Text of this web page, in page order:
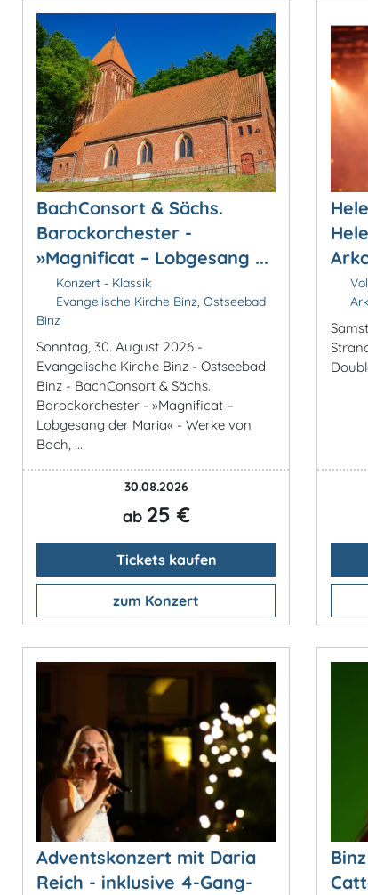
BachConsort & Sächs.
Barockorchester -
»Magnificat – Lobgesang ...
Konzert - Klassik
Evangelische Kirche Binz, Ostseebad
Binz
Sonntag, 30. August 2026 -
Evangelische Kirche Binz - Ostseebad
Binz - BachConsort & Sächs.
Barockorchester - »Magnificat –
Lobgesang der Maria« - Werke von
Bach, ...
30.08.2026
ab 25 €
Tickets kaufen
zum Konzert
Adventskonzert mit Daria
Reich - inklusive 4-Gang-